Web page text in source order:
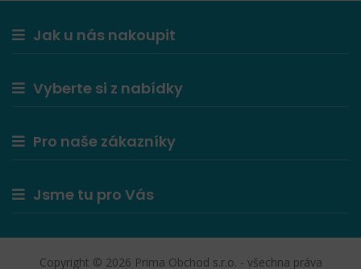
Jak u nás nakoupit
Vyberte si z nabídky
Pro naše zákazníky
Jsme tu pro Vás
Copyright © 2026 Prima Obchod s.r.o. - všechna práva